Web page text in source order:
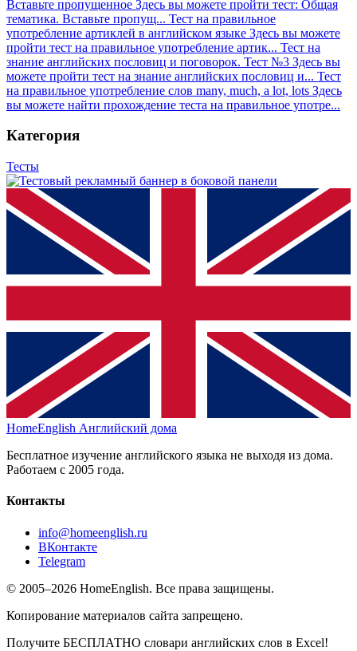
Вставьте пропущенное Здесь вы можете пройти тест: Общая
тематика. Вставьте пропущ... Тест на правильное
употребление артиклей в английском языке Здесь вы можете
пройти тест на правильное употребление артик... Тест на
знание английских пословиц и поговорок. Тест №3 Здесь вы
можете пройти тест на знание английских пословиц и... Тест
на правильное употребление слов many, much, a lot, lots Здесь
вы можете найти прохождение теста на правильное употре...
Категория
Тесты
HomeEnglish Английский дома
Бесплатное изучение английского языка не выходя из дома.
Работаем с 2005 года.
Контакты
info@homeenglish.ru
ВКонтакте
Telegram
© 2005–2026 HomeEnglish. Все права защищены.
Копирование материалов сайта запрещено.
Получите БЕСПЛАТНО словари английских слов в Excel!